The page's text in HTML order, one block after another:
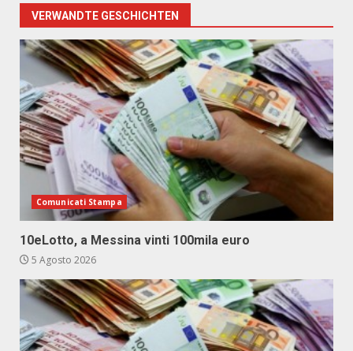
VERWANDTE GESCHICHTEN
Comunicati Stampa
10eLotto, a Messina vinti 100mila euro
5 Agosto 2026